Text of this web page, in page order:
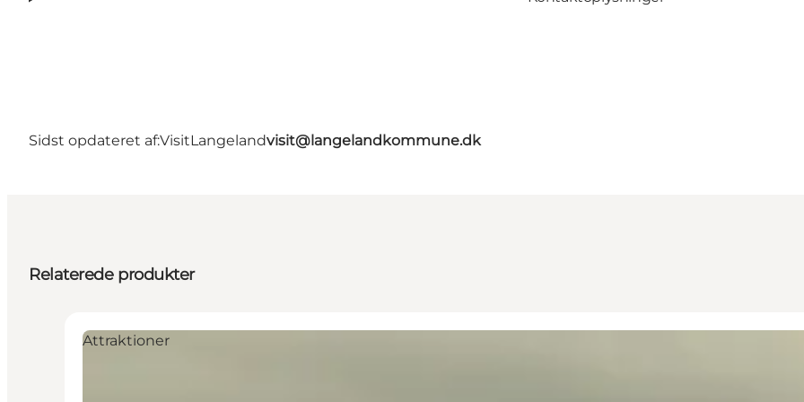
Sidst opdateret af:VisitLangelandvisit@langelandkommune.dk
Relaterede produkter
Attraktioner